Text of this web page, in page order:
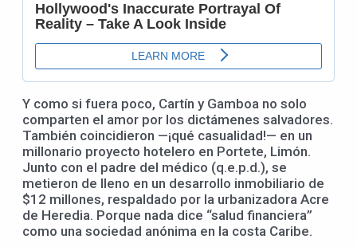
Y como si fuera poco, Cartín y Gamboa no solo
comparten el amor por los dictámenes salvadores.
También coincidieron —¡qué casualidad!— en un
millonario proyecto hotelero en Portete, Limón.
Junto con el padre del médico (q.e.p.d.), se
metieron de lleno en un desarrollo inmobiliario de
$12 millones, respaldado por la urbanizadora Acre
de Heredia. Porque nada dice “salud financiera”
como una sociedad anónima en la costa Caribe.